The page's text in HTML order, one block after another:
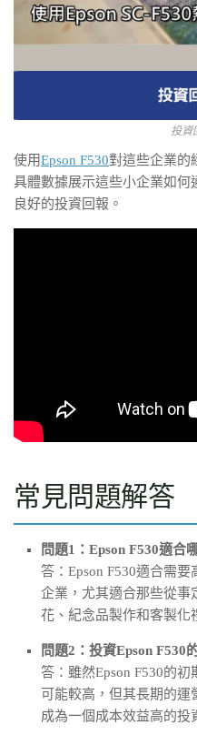
投資
使用Epson F530對這些企業的
具體數據展示這些小企業如何
良好的投資回報。
常見問題解答
問題1：Epson F530適合
答：Epson F530適合需
企業，尤其適合那些從事
花、紀念品製作和客製化
問題2：投資Epson F530
答：雖然Epson F530的
可能較高，但其長期的運
成為一個成本效益高的投